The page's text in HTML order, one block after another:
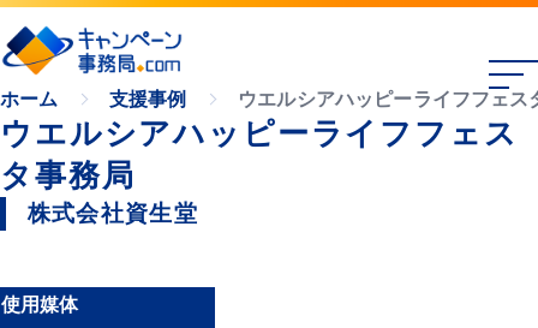
ホーム 支援事例 ウエルシアハッピーライフフェス
ウエルシアハッピーライフフェス
タ事務局
株式会社資生堂
使用媒体